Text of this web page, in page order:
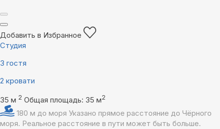
Добавить в Избранное
Студия
3 гостя
2 кровати
35 м 2 Общая площадь: 35 м2
180 м до моря Указано прямое расстояние до Чёрного
моря. Реальное расстояние в пути может быть больше.